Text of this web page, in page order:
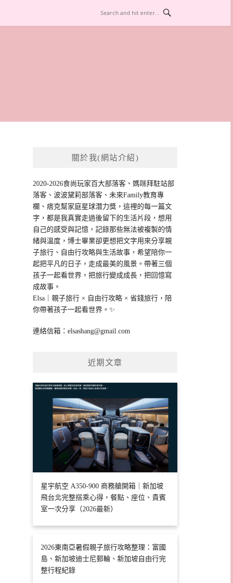
關於我(網站介紹)
2020-2026食尚玩家百大部落客、媽咪拜駐站部
落客、波波黛莉部落客、未來Family教育專
欄、痞克幫家庭星球潛力獎，這裡的每一篇文
字，都是我真實走過後留下的生活片段，想用
自己的感受與記憶，記錄那些無法被複製的情
緒與溫度，博士畢業卻更想把文字用來分享親
子旅行、自由行攻略與生活故事，希望陪你一
起把平凡的日子，走成最美的風景。帶著三個
孩子一起看世界，把旅行變成成長，把回憶寫
成故事。
Elsa｜親子旅行 × 自由行攻略 × 省錢旅行，陪
你帶著孩子一起看世界。✨
連絡信箱：elsashang@gmail.com
近期文章
星宇航空 A350-900 商務艙開箱｜新加坡
飛台北完整搭乘心得，餐點、座位、貴賓
室一次分享（2026最新）
2026東南亞暑假親子旅行攻略整理：富國
島、新加坡迪士尼郵輪、新加坡自由行完
整行程紀錄